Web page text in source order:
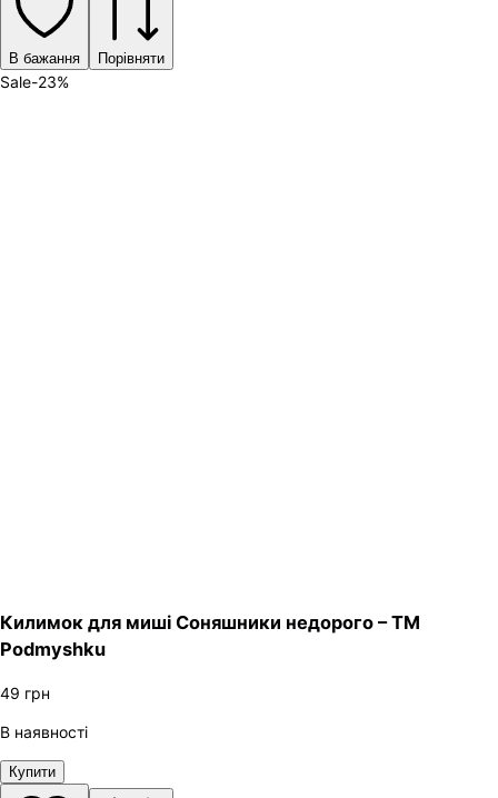
В бажання Порівняти
Sale-23%
Килимок для миші Соняшники недорого – ТМ
Podmyshku
49 грн
В наявності
Купити